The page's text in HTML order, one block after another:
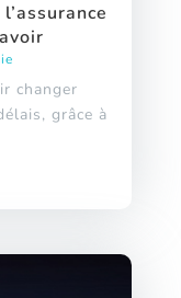
changer
grâce à